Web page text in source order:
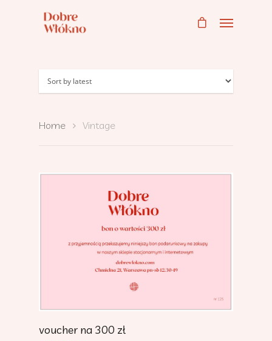
Home Vintage
Add To Cart
voucher na 300 zł